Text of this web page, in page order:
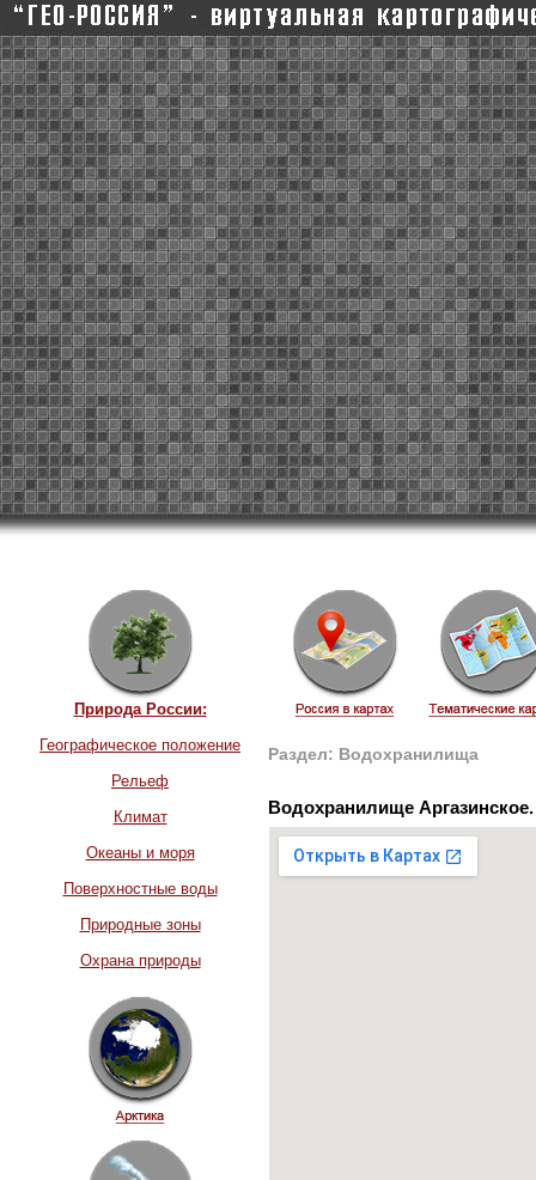
Природа России:
Географическое положение
Рельеф
Климат
Океаны и моря
Поверхностные воды
Природные зоны
Охрана природы
Раздел: Водохранилища
Водохранилище